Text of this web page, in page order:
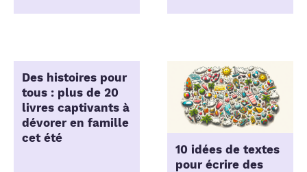
Des histoires pour
tous : plus de 20
livres captivants à
dévorer en famille
cet été
10 idées de textes
pour écrire des